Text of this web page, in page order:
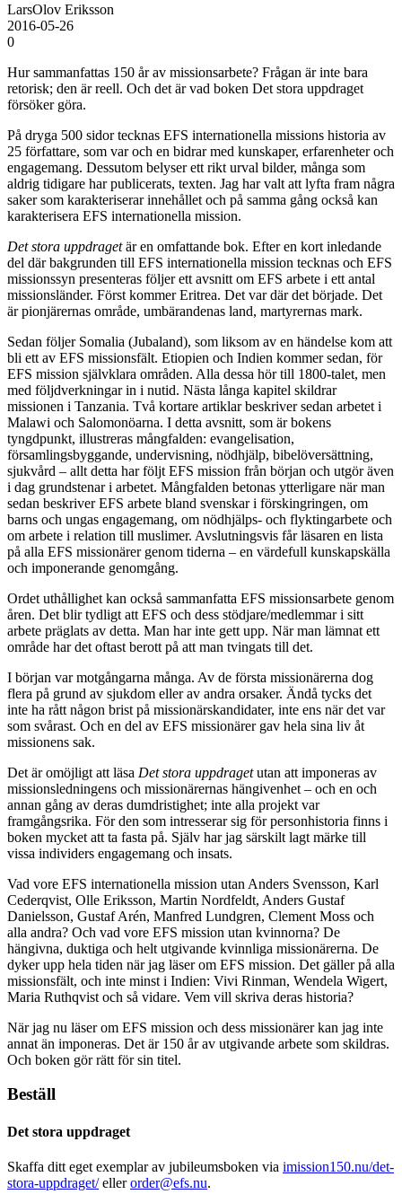
LarsOlov Eriksson
2016-05-26
0
Hur sammanfattas 150 år av missionsarbete? Frågan är inte bara
retorisk; den är reell. Och det är vad boken Det stora uppdraget
försöker göra.
På dryga 500 sidor tecknas EFS internationella missions historia av
25 författare, som var och en bidrar med kunskaper, erfarenheter och
engagemang. Dessutom belyser ett rikt urval bilder, många som
aldrig tidigare har publicerats, texten. Jag har valt att lyfta fram några
saker som karakteriserar innehållet och på samma gång också kan
karakterisera EFS internationella mission.
Det stora uppdragetär en omfattande bok. Efter en kort inledande
del där bakgrunden till EFS internationella mission tecknas och EFS
missionssyn presenteras följer ett avsnitt om EFS arbete i ett antal
missionsländer. Först kommer Eritrea. Det var där det började. Det
är pionjärernas område, umbärandenas land, martyrernas mark.
Sedan följer Somalia (Jubaland), som liksom av en händelse kom att
bli ett av EFS missionsfält. Etiopien och Indien kommer sedan, för
EFS mission självklara områden. Alla dessa hör till 1800-talet, men
med följdverkningar in i nutid. Nästa långa kapitel skildrar
missionen i Tanzania. Två kortare artiklar beskriver sedan arbetet i
Malawi och Salomonöarna. I detta avsnitt, som är bokens
tyngdpunkt, illustreras mångfalden: evangelisation,
församlingsbyggande, undervisning, nödhjälp, bibelöversättning,
sjukvård – allt detta har följt EFS mission från början och utgör även
i dag grundstenar i arbetet. Mångfalden betonas ytterligare när man
sedan beskriver EFS arbete bland svenskar i förskingringen, om
barns och ungas engagemang, om nödhjälps- och flyktingarbete och
om arbete i relation till muslimer. Avslutningsvis får läsaren en lista
på alla EFS missionärer genom tiderna – en värdefull kunskapskälla
och imponerande genomgång.
Ordet uthållighet kan också sammanfatta EFS missionsarbete genom
åren. Det blir tydligt att EFS och dess stödjare/medlemmar i sitt
arbete präglats av detta. Man har inte gett upp. När man lämnat ett
område har det oftast berott på att man tvingats till det.
I början var motgångarna många. Av de första missionärerna dog
flera på grund av sjukdom eller av andra orsaker. Ändå tycks det
inte ha rått någon brist på missionärskandidater, inte ens när det var
som svårast. Och en del av EFS missionärer gav hela sina liv åt
missionens sak.
Det är omöjligt att läsa Det stora uppdragetutan att imponeras av
missionsledningens och missionärernas hängivenhet – och en och
annan gång av deras dumdristighet; inte alla projekt var
framgångsrika. För den som intresserar sig för personhistoria finns i
boken mycket att ta fasta på. Själv har jag särskilt lagt märke till
vissa individers engagemang och insats.
Vad vore EFS internationella mission utan Anders Svensson, Karl
Cederqvist, Olle Eriksson, Martin Nordfeldt, Anders Gustaf
Danielsson, Gustaf Arén, Manfred Lundgren, Clement Moss och
alla andra? Och vad vore EFS mission utan kvinnorna? De
hängivna, duktiga och helt utgivande kvinnliga missionärerna. De
dyker upp hela tiden när jag läser om EFS mission. Det gäller på alla
missionsfält, och inte minst i Indien: Vivi Rinman, Wendela Wigert,
Maria Ruthqvist och så vidare. Vem vill skriva deras historia?
När jag nu läser om EFS mission och dess missionärer kan jag inte
annat än imponeras. Det är 150 år av utgivande arbete som skildras.
Och boken gör rätt för sin titel.
Beställ
Det stora uppdraget
Skaffa ditt eget exemplar av jubileumsboken via imission150.nu/det-
stora-uppdraget/ellerorder@efs.nu.